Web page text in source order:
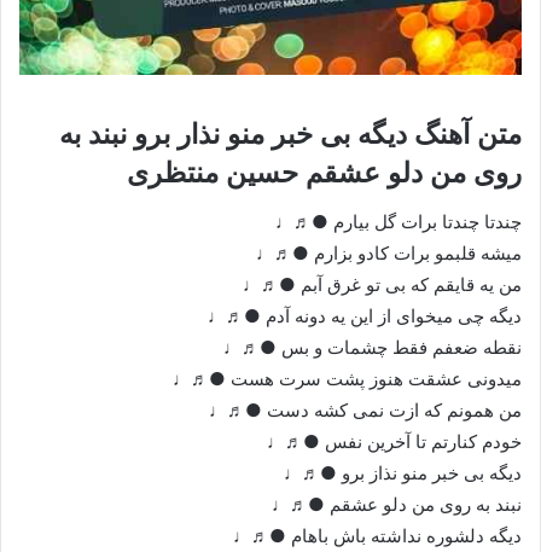
متن آهنگ دیگه بی خبر منو نذار برو نبند به
روی من دلو عشقم حسین منتظری
چندتا چندتا برات گل بیارم ●♬♩
میشه قلبمو برات کادو بزارم ●♬♩
من یه قایقم که بی تو غرق آبم ●♬♩
دیگه چی میخوای از این یه دونه آدم ●♬♩
نقطه ضعفم فقط چشمات و بس ●♬♩
میدونی عشقت‌ هنوز پشت سرت هست ●♬♩
من همونم که ازت نمی کشه دست ●♬♩
خودم کنارتم تا آخرین نفس ●♬♩
دیگه بی خبر منو نذاز برو ●♬♩
نبند به روی من دلو عشقم ●♬♩
دیگه دلشوره نداشته باش باهام ●♬♩